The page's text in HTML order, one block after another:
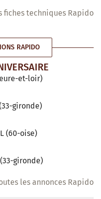
fiches techniques Rapido
RAPIDO
eure-et-loir)
gironde)
(60-oise)
(33-gironde)
les annonces Rapido